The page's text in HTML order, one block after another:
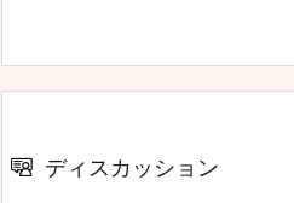
ディスカッション